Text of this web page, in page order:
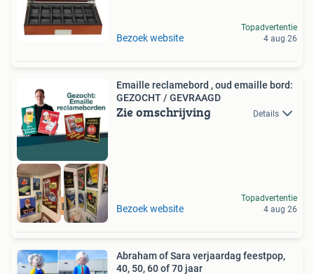
Bezoek website
Topadvertentie
4 aug 26
RECLAMEBORDEN
Emaille reclamebord , oud emaille bord:
GEZOCHT / GEVRAAGD
Zie omschrijving Details
Bezoek website
Topadvertentie
4 aug 26
Abraham of Sara verjaardag feestpop,
40, 50, 60 of 70 jaar